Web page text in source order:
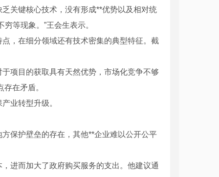
水管材厂家
关键核心技术，没有形成**优势以及相对统
等现象。”王会生表示。
，在细分领域还有技术密集的典型特征。截
项目的获取具有天然优势，市场化竞争不够
在矛盾。
业转型升级。
保护壁垒的存在，其他**企业难以公开公平
进而加大了政府购买服务的支出。他建议通